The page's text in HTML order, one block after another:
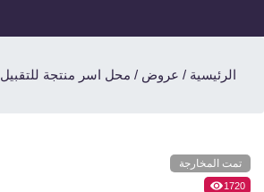
الرئيسية / عروض / محل اسر منتجة للتقبيل
تمت المخارجة
1720